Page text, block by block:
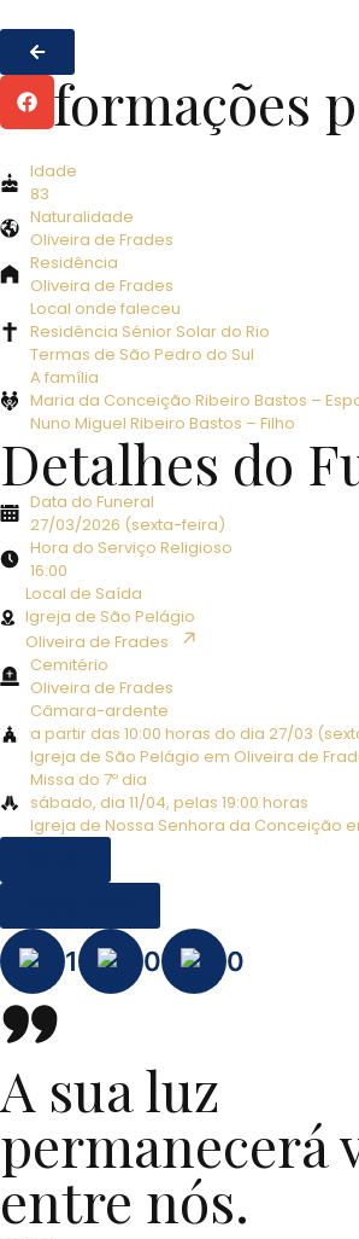
Informações
Idade
83
Naturalidade
Oliveira de Frades
Residência
Oliveira de Frades
Local onde faleceu
Residência Sénior Solar do Rio
Termas de São Pedro do Sul
A família
Maria da Conceição Ribeiro Bastos –
Nuno Miguel Ribeiro Bastos – Filho
Detalhes do
Data do Funeral
27/03/2026 (sexta-feira)
Hora do Serviço Religioso
16:00
Local de Saída
Igreja de São Pelágio
Oliveira de Frades
↗︎
Cemitério
Oliveira de Frades
Câmara-ardente
a partir das 10:00 horas do dia 27/03
Igreja de São Pelágio em Oliveira de
Missa do 7º dia
sábado, dia 11/04, pelas 19:00 horas
Igreja de Nossa Senhora da Conceição
1 0 0
A sua luz
permanecerá
entre nós.